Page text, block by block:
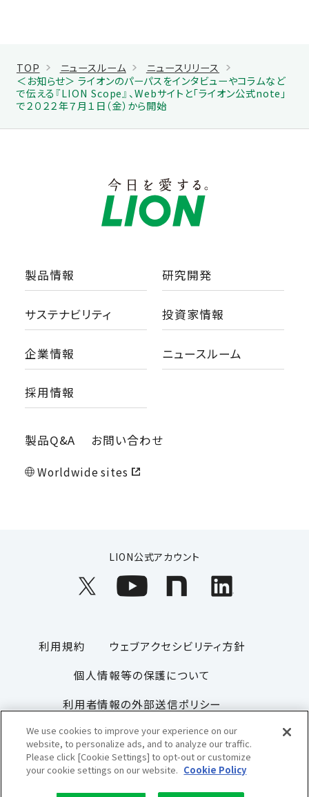
TOP ニュースルーム
ニュースリリース
＜お知らせ＞ ライオンのパーパスをインタビューやコラムなど
で伝える『LION Scope』、Webサイトと「ライオン公式note」
で２０２２年７月１日（金）から開始
製品情報 研究開発
サステナビリティ 投資家情報
企業情報 ニュースルーム
採用情報
製品Q&A お問い合わせ
Worldwide sites
LION公式アカウント
利用規約
ウェブアクセシビリティ方針
個人情報等の保護について
利用者情報の外部送信ポリシー
ソーシャルメディアポリシー
サイトマップ
Copyright© 1996-2026 Lion Corporation. All rights reserved.
We use cookies to improve your experience on our
website, to personalize ads, and to analyze our traffic.
Please click [Cookie Settings] to opt-out or customize
your cookie settings on our website. Cookie Policy